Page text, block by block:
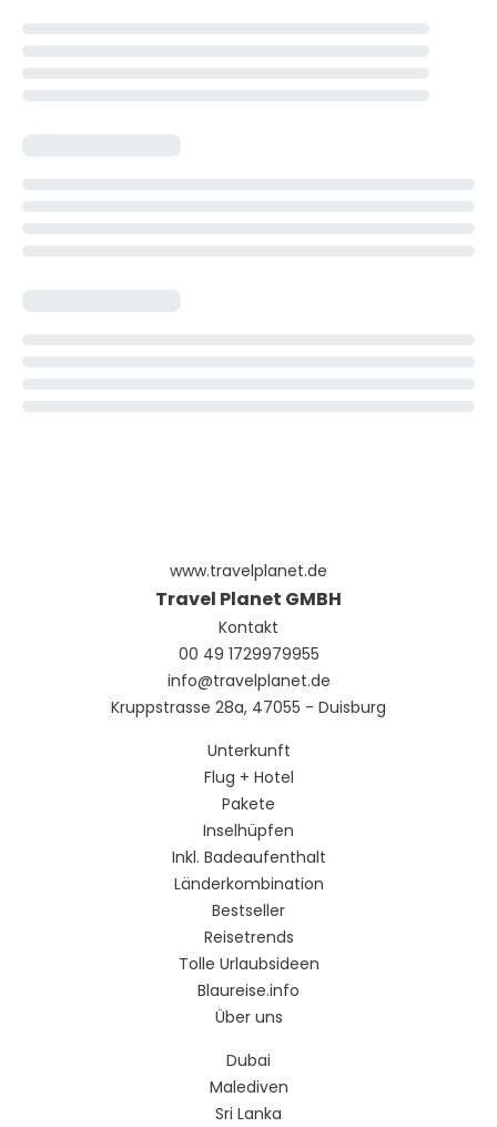
www.travelplanet.de
Travel Planet GMBH
Kontakt
00 49 1729979955
info@travelplanet.de
Kruppstrasse 28a, 47055 - Duisburg
Unterkunft
Flug + Hotel
Pakete
Inselhüpfen
Inkl. Badeaufenthalt
Länderkombination
Bestseller
Reisetrends
Tolle Urlaubsideen
Blaureise.info
Über uns
Dubai
Malediven
Sri Lanka